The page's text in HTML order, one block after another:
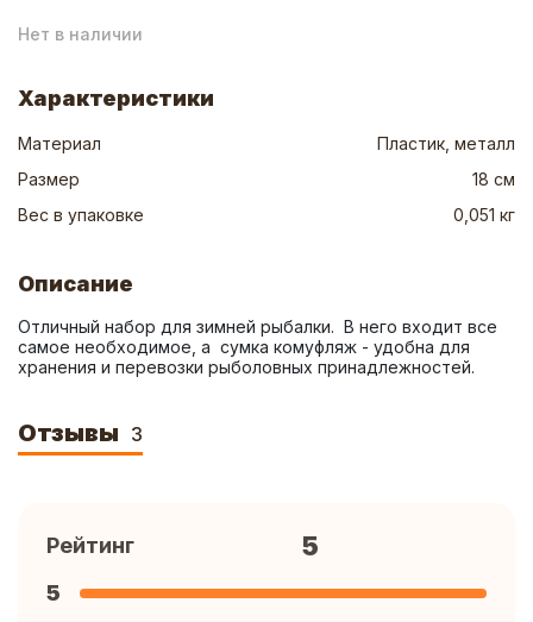
Нет в наличии
Характеристики
Материал
Пластик, металл
Размер
18 см
Вес в упаковке
0,051 кг
Описание
Отличный набор для зимней рыбалки.  В него входит все
самое необходимое, а  сумка комуфляж - удобна для
хранения и перевозки рыболовных принадлежностей.
Отзывы 3
Рейтинг 5
5